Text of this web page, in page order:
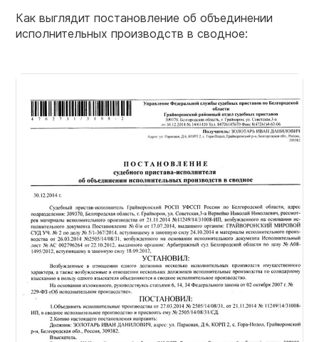
Как выглядит постановление об объединении
исполнительных производств в сводное: